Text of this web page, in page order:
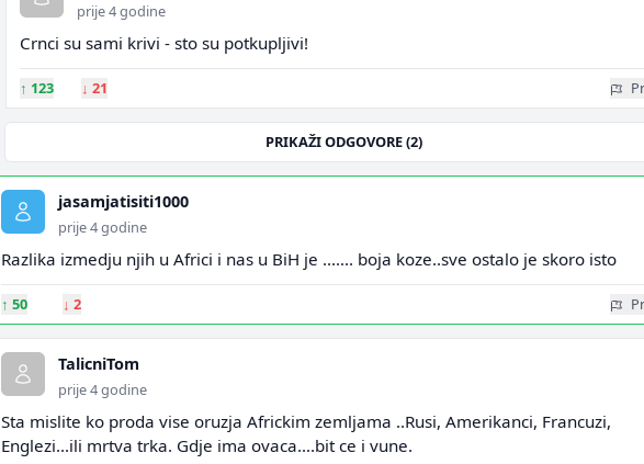
prije 4 godine
Crnci su sami krivi - sto su potkupljivi!
↑ 123 ↓ 21
PRIKAŽI ODGOVORE (2)
jasamjatisiti1000
prije 4 godine
Razlika izmedju njih u Africi i nas u BiH je ....... boja koze..sve ostalo je skoro isto
↑ 50 ↓ 2
TalicniTom
prije 4 godine
Sta mislite ko proda vise oruzja Africkim zemljama ..Rusi, Amerikanci, Francuzi,
Englezi...ili mrtva trka. Gdje ima ovaca....bit ce i vune.